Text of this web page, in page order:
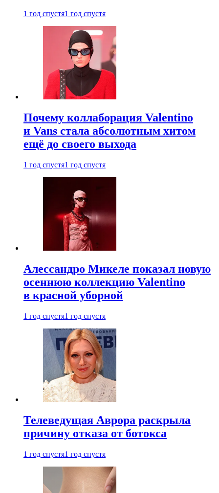
1 год спустя1 год спустя
Почему коллаборация Valentino
и Vans стала абсолютным хитом
ещё до своего выхода
1 год спустя1 год спустя
Алессандро Микеле показал новую
осеннюю коллекцию Valentino
в красной уборной
1 год спустя1 год спустя
Телеведущая Аврора раскрыла
причину отказа от ботокса
1 год спустя1 год спустя